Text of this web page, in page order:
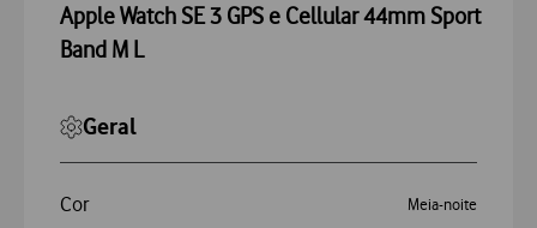
Apple Watch SE 3 GPS e Cellular 44mm Sport
Band M L
Geral
Cor Meia-noite